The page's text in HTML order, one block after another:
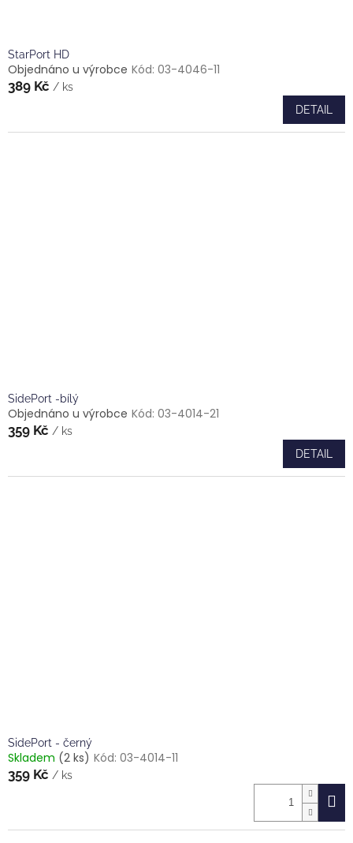
StarPort HD
Objednáno u výrobce Kód: 03-4046-11
389 Kč / ks
DETAIL
SidePort -bílý
Objednáno u výrobce Kód: 03-4014-21
359 Kč / ks
DETAIL
SidePort - černý
Skladem (2 ks) Kód: 03-4014-11
359 Kč / ks